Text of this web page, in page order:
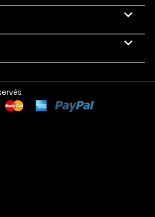


Tous droits réservés